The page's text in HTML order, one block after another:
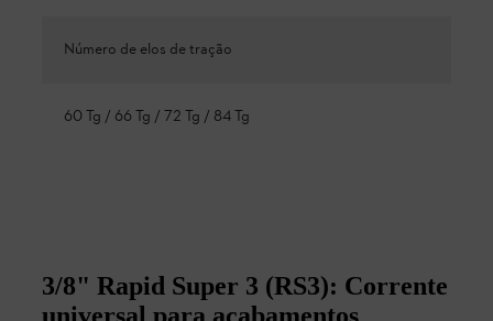
Número de elos de tração
60 Tg / 66 Tg / 72 Tg / 84 Tg
3/8" Rapid Super 3 (RS3): Corrente
universal para acabamentos